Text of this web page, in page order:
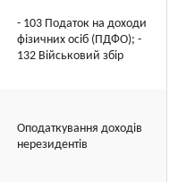
- 103 Податок на доходи
фізичних осіб (ПДФО); -
132 Військовий збір
Оподаткування доходів
нерезидентів